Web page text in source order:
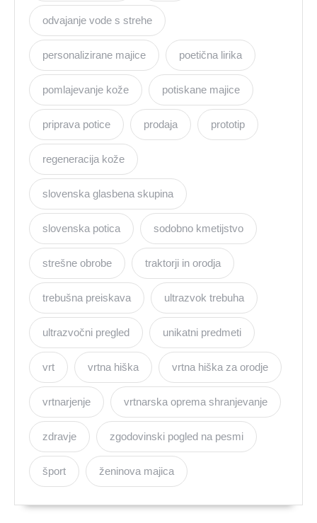
odvajanje vode s strehe
personalizirane majice poetična lirika
pomlajevanje kože potiskane majice
priprava potice prodaja prototip
regeneracija kože
slovenska glasbena skupina
slovenska potica sodobno kmetijstvo
strešne obrobe traktorji in orodja
trebušna preiskava ultrazvok trebuha
ultrazvočni pregled unikatni predmeti
vrt vrtna hiška vrtna hiška za orodje
vrtnarjenje vrtnarska oprema shranjevanje
zdravje zgodovinski pogled na pesmi
šport ženinova majica